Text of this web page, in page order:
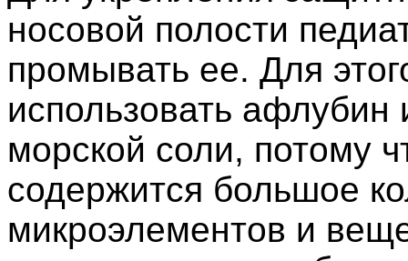
носовой полости
промывать ее. Для
использовать афлубин
морской соли, потому
содержится большое
микроэлементов и